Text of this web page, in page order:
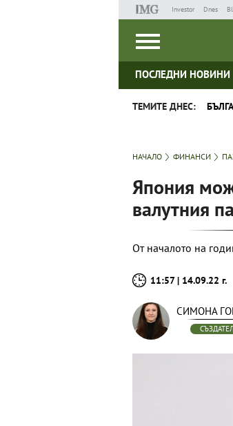
Investor Dnes
ПОСЛЕДНИ НОВИНИ
ТЕМИТЕ ДНЕС:
НАЧАЛО ФИНАНСИ
Япония
валутния
От началото на
11:57 | 14.09.22 г.
СИМОНА
СЪЗДАТЕЛ